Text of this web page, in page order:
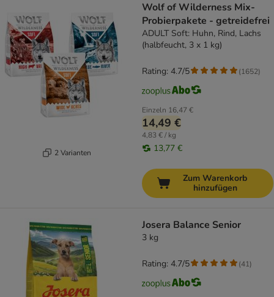
2 Varianten
Wolf of Wilderness Mix-
Probierpakete - getreidefrei
ADULT Soft: Huhn, Rind, Lachs
(halbfeucht, 3 x 1 kg)
Einzeln 16,47 €
14,49 €
4,83 € / kg
13,77 €
Rating: 4.7/5 (1652)
Zum Warenkorb
hinzufügen
Josera Balance Senior
3 kg
Rating: 4.7/5 (41)